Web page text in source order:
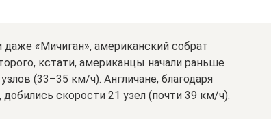
«Мичиган», американский собрат
кстати, американцы начали раньше
(33–35 км/ч). Англичане, благодаря
скорости 21 узел (почти 39 км/ч).